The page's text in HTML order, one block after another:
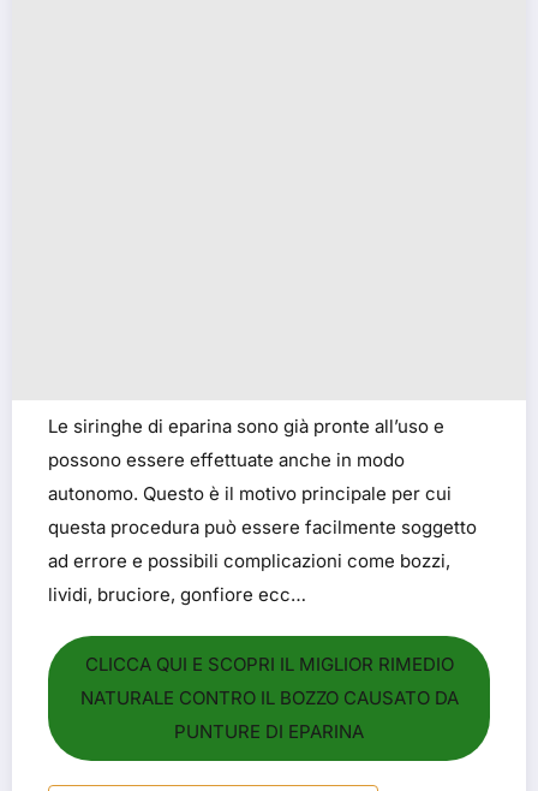
Le siringhe di eparina sono già pronte all’uso e
possono essere effettuate anche in modo
autonomo. Questo è il motivo principale per cui
questa procedura può essere facilmente soggetto
ad errore e possibili complicazioni come bozzi,
lividi, bruciore, gonfiore ecc…
CLICCA QUI E SCOPRI IL MIGLIOR RIMEDIO
NATURALE CONTRO IL BOZZO CAUSATO DA
PUNTURE DI EPARINA